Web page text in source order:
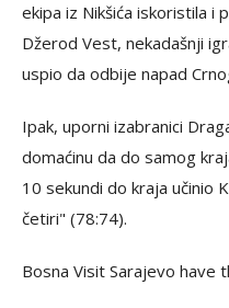
ekipa iz Nikšića iskoristila i
Džerod Vest, nekadašnji
uspio da odbije napad
Ipak, uporni izabranici
domaćinu da do samog
10 sekundi do kraja učinio
četiri" (78:74).
Bosna Visit Sarajevo have